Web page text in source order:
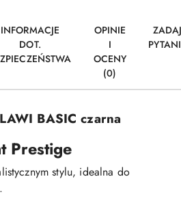
INFORMACJE
DOT.
OPINIE
I
OCENY
(0)
BASIC czarna
Prestige
stylu, idealna do